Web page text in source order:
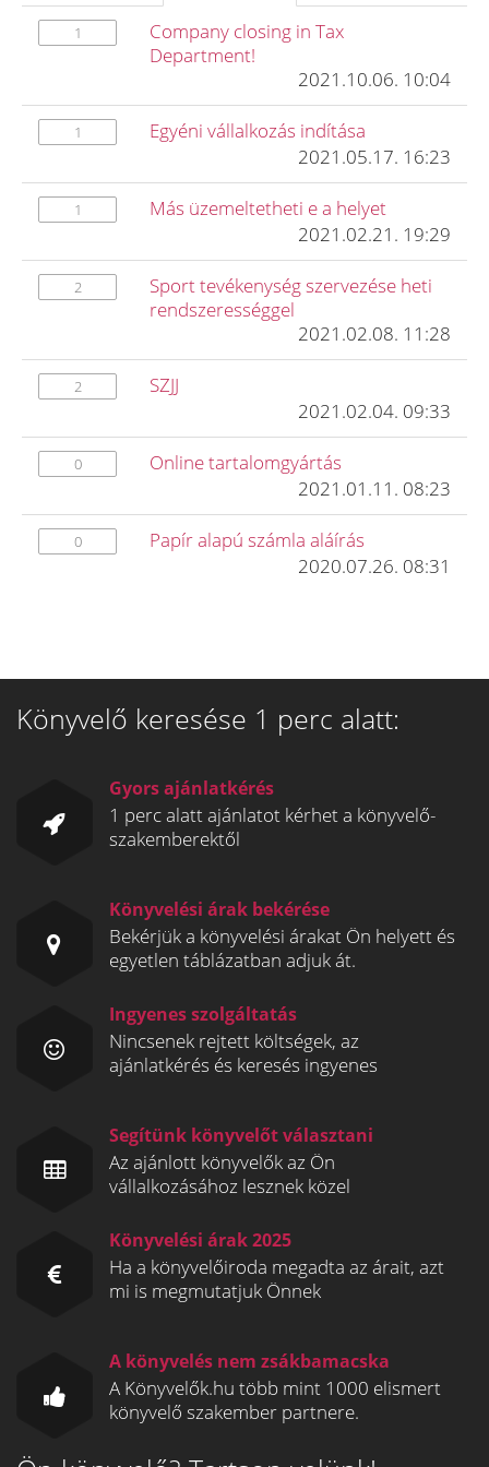
1
Company closing in Tax
Department!
2021.10.06. 10:04
1
Egyéni vállalkozás indítása
2021.05.17. 16:23
1
Más üzemeltetheti e a helyet
2021.02.21. 19:29
2
Sport tevékenység szervezése heti
rendszerességgel
2021.02.08. 11:28
2
SZJJ
2021.02.04. 09:33
0
Online tartalomgyártás
2021.01.11. 08:23
0
Papír alapú számla aláírás
2020.07.26. 08:31
Könyvelő keresése 1 perc alatt:
Gyors ajánlatkérés
1 perc alatt ajánlatot kérhet a könyvelő-
szakemberektől
Könyvelési árak bekérése
Bekérjük a könyvelési árakat Ön helyett és
egyetlen táblázatban adjuk át.
Ingyenes szolgáltatás
Nincsenek rejtett költségek, az
ajánlatkérés és keresés ingyenes
Segítünk könyvelőt választani
Az ajánlott könyvelők az Ön
vállalkozásához lesznek közel
Könyvelési árak 2025
Ha a könyvelőiroda megadta az árait, azt
mi is megmutatjuk Önnek
A könyvelés nem zsákbamacska
A Könyvelők.hu több mint 1000 elismert
könyvelő szakember partnere.